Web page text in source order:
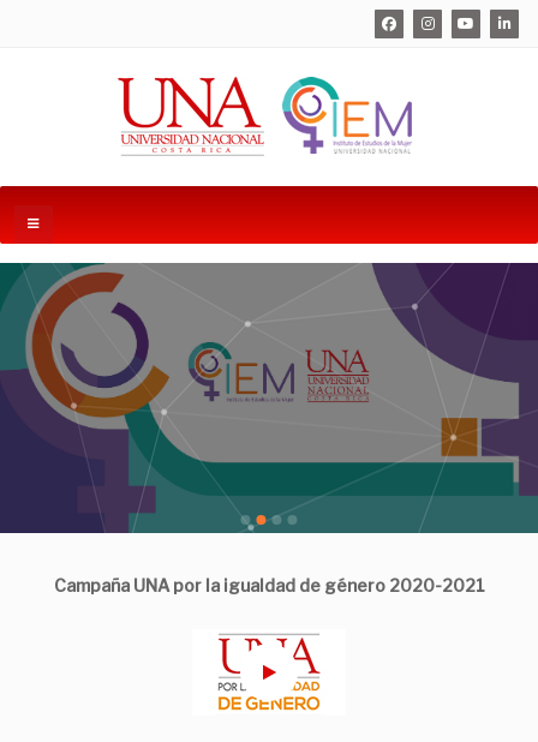
Ofrecemos carreras a nivel de grado y posgrado
MÁS INFORMACIÓN
Campaña UNA por la igualdad de género 2020-2021